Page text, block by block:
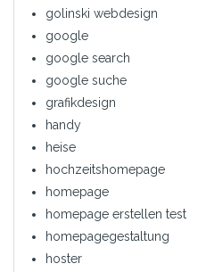
golinski webdesign
google
google search
google suche
grafikdesign
handy
heise
hochzeitshomepage
homepage
homepage erstellen test
homepagegestaltung
hoster